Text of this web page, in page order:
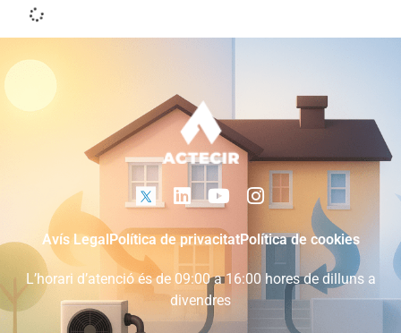
BRUNCH TÈCNIC ACTECIR – ITALSANTECH
BRUNCH TÈCNIC ACTECIR Jornada presencial a Italsantech
(Gavà) per abordar el marc normatiu, la digitalització i el
control en
Llegir més »